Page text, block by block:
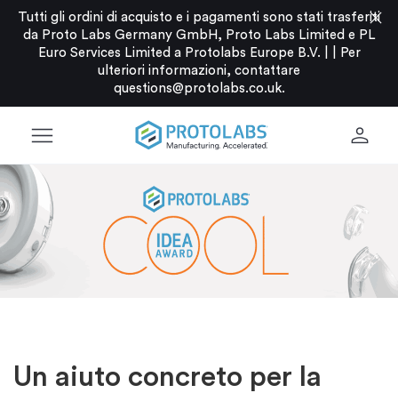
Tutti gli ordini di acquisto e i pagamenti sono stati trasferiti
da Proto Labs Germany GmbH, Proto Labs Limited e PL
Euro Services Limited a Protolabs Europe B.V. |
Per
ulteriori informazioni, contattare
questions@protolabs.co.uk.
close
menu person
Un aiuto concreto per la